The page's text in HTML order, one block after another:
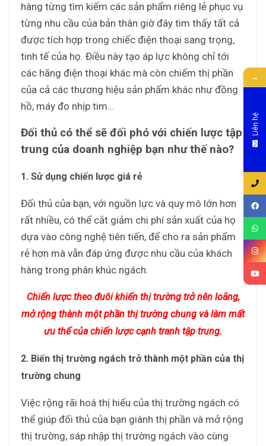
hàng từng tìm kiếm các sản phẩm riêng lẻ phục vụ
từng nhu cầu của bản thân giờ đây tìm thấy tất cả
được tích hợp trong chiếc điện thoại sang trọng,
tinh tế của họ. Điều này tạo áp lực không chỉ tới
các hãng điện thoại khác mà còn chiếm thị phần
của cả các thương hiệu sản phẩm khác như đồng
hồ, máy đo nhịp tim…
Đối thủ có thể sẽ đối phó với chiến lược tập
trung của doanh nghiệp bạn như thế nào?
1. Sử dụng chiến lược giá rẻ
Đối thủ của bạn, với nguồn lực và quy mô lớn hơn
rất nhiều, có thể cắt giảm chi phí sản xuất của họ
dựa vào công nghệ tiên tiến, để cho ra sản phẩm
rẻ hơn mà vẫn đáp ứng được nhu cầu của khách
hàng trong phân khúc ngách.
Chiến lược theo đuôi khiến thị trường trở nên loãng,
mở rộng thành một phần thị trường chung và làm mất
ưu thế của chiến lược cạnh tranh tập trung.
2. Biến thị trường ngách trở thành một phần của thị
trường chung
Việc rộng rãi hoá thị hiếu của thị trường ngách có
thể giúp đối thủ của bạn giành thị phần và mở rộng
thị trường, sáp nhập thị trường ngách vào cùng
→
Liên hệ